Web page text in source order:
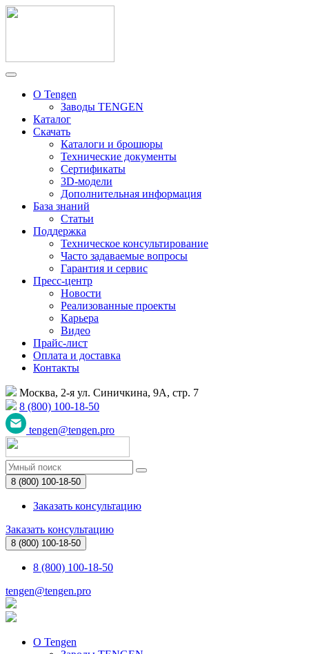
О Tengen
Заводы TENGEN
Каталог
Скачать
Каталоги и брошюры
Технические документы
Сертификаты
3D-модели
Дополнительная информация
База знаний
Статьи
Поддержка
Техническое консультирование
Часто задаваемые вопросы
Гарантия и сервис
Пресс-центр
Новости
Реализованные проекты
Карьера
Видео
Прайс-лист
Оплата и доставка
Контакты
Москва, 2-я ул. Синичкина, 9А, стр. 7
8 (800) 100-18-50
tengen@tengen.pro
8 (800) 100-18-50
Заказать консультацию
Заказать консультацию
8 (800) 100-18-50
8 (800) 100-18-50
tengen@tengen.pro
О Tengen